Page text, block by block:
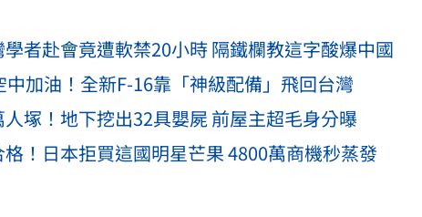
者赴會竟遭軟禁20小時 隔鐵欄教這字酸爆中國
加油！全新F-16靠「神級配備」飛回台灣
塚！地下挖出32具嬰屍 前屋主超毛身分曝
！日本拒買這國明星芒果 4800萬商機秒蒸發